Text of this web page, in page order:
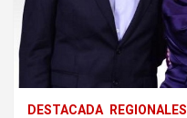
DESTACADA REGIONALES